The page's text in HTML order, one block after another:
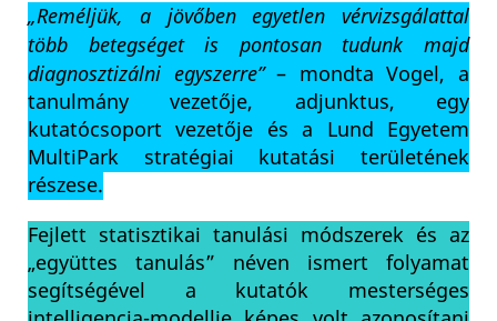
„Reméljük, a jövőben egyetlen vérvizsgálattal
több betegséget is pontosan tudunk majd
diagnosztizálni egyszerre”– mondta Vogel, a
tanulmány vezetője, adjunktus, egy
kutatócsoport vezetője és a Lund Egyetem
MultiPark stratégiai kutatási területének
részese.
Fejlett statisztikai tanulási módszerek és az
„együttes tanulás” néven ismert folyamat
segítségével a kutatók mesterséges